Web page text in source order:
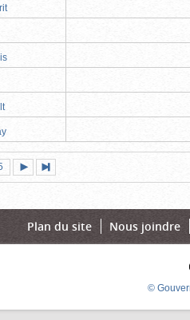
suivante
page
Plan du site Nous joindre
©